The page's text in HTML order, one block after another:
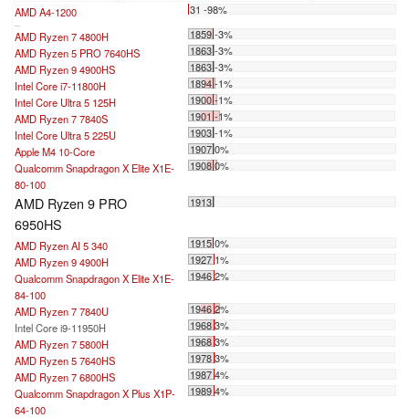
AMD A4-1200 31 -98%
AMD Ryzen 7 4800H
1859 -3%
AMD Ryzen 5 PRO 7640HS
1863 -3%
AMD Ryzen 9 4900HS
1863 -3%
Intel Core i7-11800H
1894 -1%
Intel Core Ultra 5 125H
1900 -1%
AMD Ryzen 7 7840S
1901 -1%
Intel Core Ultra 5 225U
1903 -1%
Apple M4 10-Core
1907 0%
Qualcomm Snapdragon X Elite X1E-
80-100
1908 0%
AMD Ryzen 9 PRO
6950HS
1913
AMD Ryzen AI 5 340
1915 0%
AMD Ryzen 9 4900H
1927 1%
Qualcomm Snapdragon X Elite X1E-
84-100
1946 2%
AMD Ryzen 7 7840U
1946 2%
Intel Core i9-11950H
1968 3%
AMD Ryzen 7 5800H
1968 3%
AMD Ryzen 5 7640HS
1978 3%
AMD Ryzen 7 6800HS
1987 4%
Qualcomm Snapdragon X Plus X1P-
64-100
1989 4%